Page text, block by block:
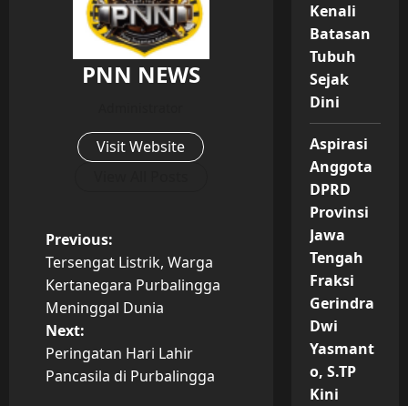
PNN NEWS
Visit Website
P
o
s
t
Previous:
Tersengat Listrik, Warga
Kertanegara Purbalingga
Meninggal Dunia
Next:
Peringatan Hari Lahir
Pancasila di Purbalingga
Kenali
Batasan
Tubuh
Sejak
Dini
Aspirasi
Anggota
DPRD
Provinsi
Jawa
Tengah
Fraksi
Gerindra
Dwi
Yasmant
o, S.TP
Kini